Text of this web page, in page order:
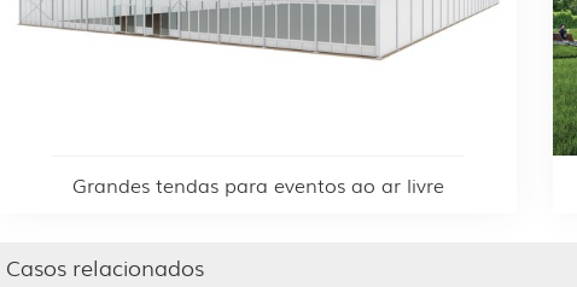
Grandes tendas para eventos ao ar livre
Casos relacionados